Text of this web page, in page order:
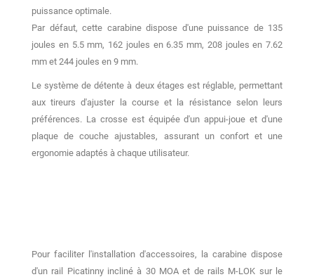
puissance optimale.
Par défaut, cette carabine dispose d'une puissance de 135
joules en 5.5 mm, 162 joules en 6.35 mm, 208 joules en 7.62
mm et 244 joules en 9 mm.
Le système de détente à deux étages est réglable, permettant
aux tireurs d'ajuster la course et la résistance selon leurs
préférences. La crosse est équipée d'un appui-joue et d'une
plaque de couche ajustables, assurant un confort et une
ergonomie adaptés à chaque utilisateur.
Pour faciliter l'installation d'accessoires, la carabine dispose
d'un rail Picatinny incliné à 30 MOA et de rails M-LOK sur le